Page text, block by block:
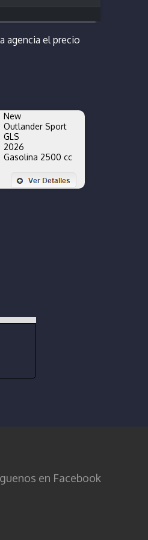
agencia el precio
New
Outlander Sport
GLS
2026
Gasolina 2500 cc
en Facebook